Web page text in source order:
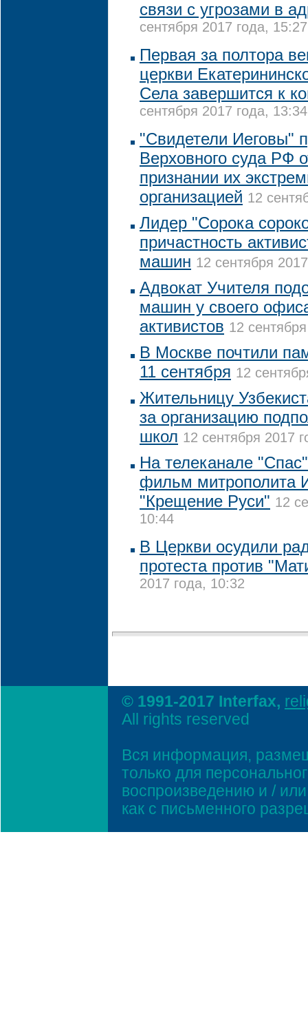
связи с угрозами в
сентября 2017 года, 15:27
Первая за полтора
церкви
Села завершится к
сентября 2017 года, 13:34
"Свидетели Иеговы"
Верховного суда РФ
признании их
организацией 12
Лидер "Сорока
причастность
машин 12 сентября
Адвокат Учителя
машин у своего
активистов 12
В Москве почтили
11 сентября 12
Жительницу
за организацию
школ 12 сентября 2017
На телеканале
фильм митрополита
"Крещение Руси" 12
10:44
В Церкви осудили
протеста против
2017 года, 10:32
© 1991-2017 Interfax,
All rights reserved
Вся информация,
только для
воспроизведению и /
как с письменного